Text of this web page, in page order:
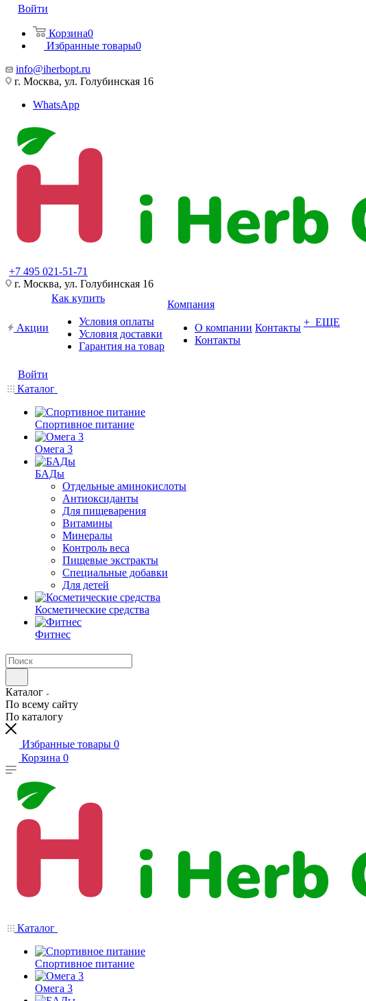
Войти
Корзина0
Избранные товары0
info@iherbopt.ru
г. Москва, ул. Голубинская 16
WhatsApp
+7 495 021-51-71
г. Москва, ул. Голубинская 16
Акции
Как купить
Условия оплаты
Условия доставки
Гарантия на товар
Компания
О компании
Контакты
Контакты + ЕЩЕ
Войти
Каталог
Спортивное питание
Омега 3
БАДы
Отдельные аминокислоты
Антиоксиданты
Для пищеварения
Витамины
Минералы
Контроль веса
Пищевые экстракты
Специальные добавки
Для детей
Косметические средства
Фитнес
Каталог
По всему сайту
По каталогу
Избранные товары 0
Корзина 0
Каталог
Спортивное питание
Омега 3